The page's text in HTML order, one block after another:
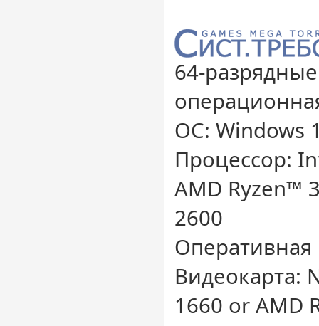
64-
ОС: Windows
Процессор:
AMD Ryzen™
2600
Оперативная
Видеокарта:
1660 or AMD